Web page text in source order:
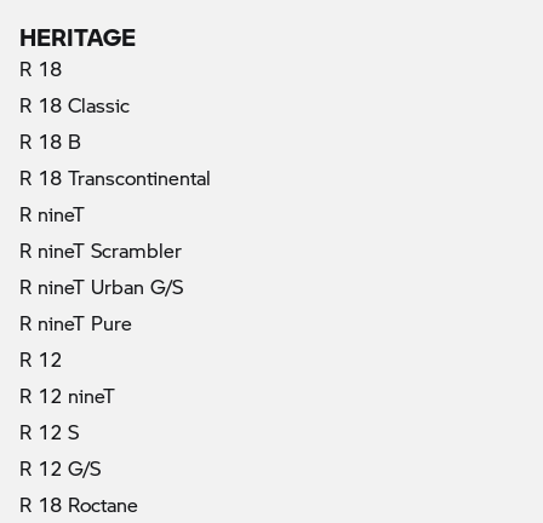
HERITAGE
R 18
R 18 Classic
R 18 B
R 18 Transcontinental
R nineT
R nineT Scrambler
R nineT Urban G/S
R nineT Pure
R 12
R 12 nineT
R 12 S
R 12 G/S
R 18 Roctane